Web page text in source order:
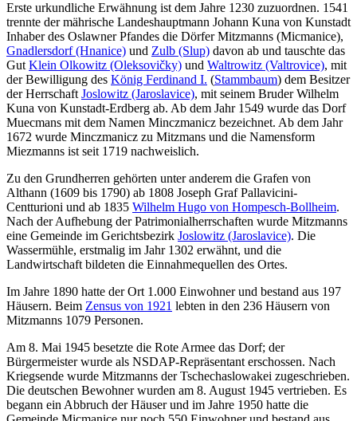
Erste urkundliche Erwähnung ist dem Jahre 1230 zuzuordnen. 1541
trennte der mährische Landeshauptmann Johann Kuna von Kunstadt
Inhaber des Oslawner Pfandes die Dörfer Mitzmanns (Micmanice),
Gnadlersdorf (Hnanice) und Zulb (Slup) davon ab und tauschte das
Gut Klein Olkowitz (Oleksovičky) und Waltrowitz (Valtrovice), mit
der Bewilligung des König Ferdinand I. (Stammbaum) dem Besitzer
der Herrschaft Joslowitz (Jaroslavice), mit seinem Bruder Wilhelm
Kuna von Kunstadt-Erdberg ab. Ab dem Jahr 1549 wurde das Dorf
Muecmans mit dem Namen Minczmanicz bezeichnet. Ab dem Jahr
1672 wurde Minczmanicz zu Mitzmans und die Namensform
Miezmanns ist seit 1719 nachweislich.
Zu den Grundherren gehörten unter anderem die Grafen von
Althann (1609 bis 1790) ab 1808 Joseph Graf Pallavicini-
Centturioni und ab 1835 Wilhelm Hugo von Hompesch-Bollheim.
Nach der Aufhebung der Patrimonialherrschaften wurde Mitzmanns
eine Gemeinde im Gerichtsbezirk Joslowitz (Jaroslavice). Die
Wassermühle, erstmalig im Jahr 1302 erwähnt, und die
Landwirtschaft bildeten die Einnahmequellen des Ortes.
Im Jahre 1890 hatte der Ort 1.000 Einwohner und bestand aus 197
Häusern. Beim Zensus von 1921 lebten in den 236 Häusern von
Mitzmanns 1079 Personen.
Am 8. Mai 1945 besetzte die Rote Armee das Dorf; der
Bürgermeister wurde als NSDAP-Repräsentant erschossen. Nach
Kriegsende wurde Mitzmanns der Tschechaslowakei zugeschrieben.
Die deutschen Bewohner wurden am 8. August 1945 vertrieben. Es
begann ein Abbruch der Häuser und im Jahre 1950 hatte die